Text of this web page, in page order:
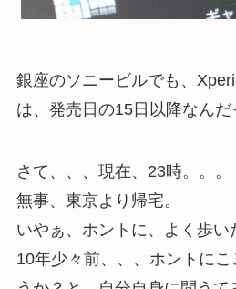
銀座のソニービルでも、
は、発売日の15日以降なんだ
さて、、、現在、23時。。。
無事、東京より帰宅。
いやぁ、ホントに、よく歩い
10年少々前、、、ホントに